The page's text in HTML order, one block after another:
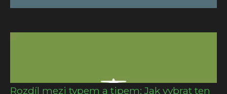
Rozdíl mezi typem a tipem: Jak vybrat ten